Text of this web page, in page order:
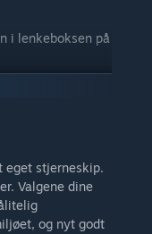
i lenkeboksen på
eget stjerneskip.
Valgene dine
og nyt godt